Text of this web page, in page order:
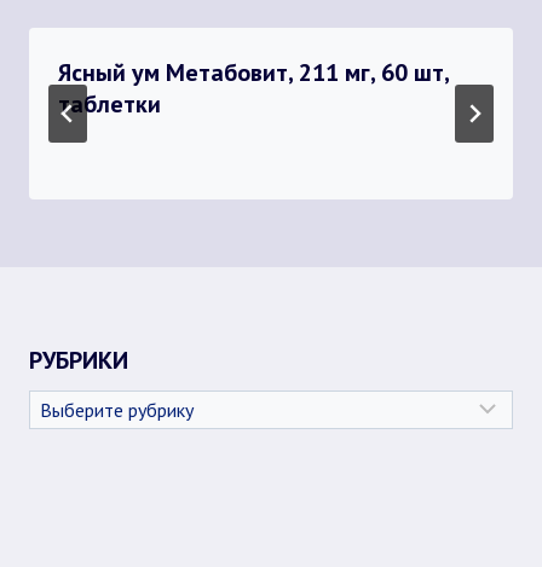
Ясный ум Метабовит, 211 мг, 60 шт,
таблетки
РУБРИКИ
Рубрики